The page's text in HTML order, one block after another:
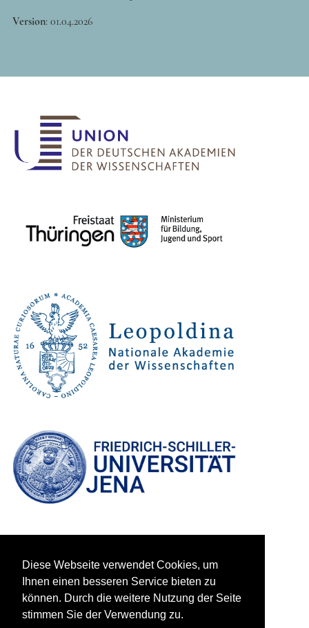
Diese Webseite verwendet Cookies, um
Ihnen einen besseren Service bieten zu
können. Durch die weitere Nutzung der Seite
stimmen Sie der Verwendung zu.
Version: 01.04.2026